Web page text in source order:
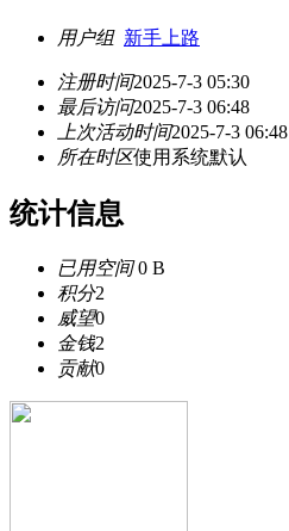
用户组 新手上路
注册时间2025-7-3 05:30
最后访问2025-7-3 06:48
上次活动时间2025-7-3 06:48
所在时区使用系统默认
统计信息
已用空间0 B
积分2
威望0
金钱2
贡献0